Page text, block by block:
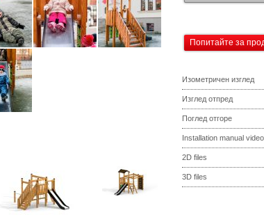
Попитайте за
Изометричен изглед
Изглед отпред
Поглед отгоре
Installation manual video
2D files
3D files